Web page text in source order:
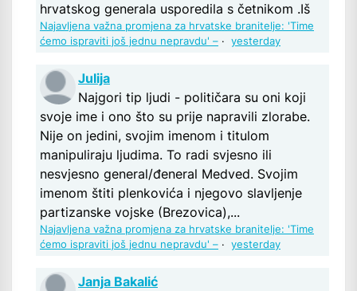
hrvatskog generala usporedila s četnikom .Iš
Najavljena važna promjena za hrvatske branitelje: 'Time
ćemo ispraviti još jednu nepravdu' – · yesterday
Julija
Najgori tip ljudi - političara su oni koji
svoje ime i ono što su prije napravili zlorabe.
Nije on jedini, svojim imenom i titulom
manipuliraju ljudima. To radi svjesno ili
nesvjesno general/đeneral Medved. Svojim
imenom štiti plenkovića i njegovo slavljenje
partizanske vojske (Brezovica),...
Najavljena važna promjena za hrvatske branitelje: 'Time
ćemo ispraviti još jednu nepravdu' – · yesterday
Janja Bakalić